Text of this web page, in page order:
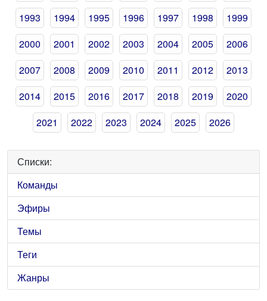
1993
1994 1995 1996 1997 1998
1999
2000
2001 2002 2003 2004 2005
2006
2007
2008 2009 2010 2011 2012
2013
2014
2015 2016 2017 2018 2019
2020
2021
2022 2023 2024 2025 2026
Списки:
Команды
Эфиры
Темы
Теги
Жанры